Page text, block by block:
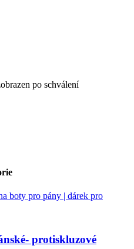
po schválení
protiskluzové